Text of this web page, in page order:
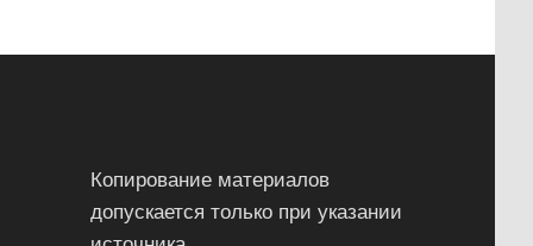
Копирование материалов
допускается только при указании